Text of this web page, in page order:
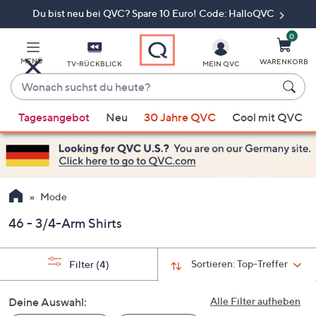
Du bist neu bei QVC? Spare 10 Euro! Code: HalloQVC
MENÜ TV-RÜCKBLICK
Wonach
suchst
du
heute?
Vorschläge
verfügbar
sind,
verwenden
Sie
Pfeiltasten
nach
und
nach
unten
MEIN QVC
0
WARENKORB
Tagesangebot Neu 30 Jahre QVC Cool mit QVC
Mode
46 - 3/4-Arm Shirts
Sortieren:Top-Treffer
Filter (4)
Alle Filter aufheben
Deine Auswahl: